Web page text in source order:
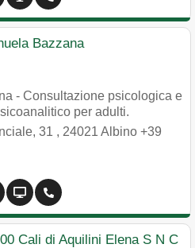
Bazzana
- Consultazione psicologica e
per adulti.
31 , 24021 Albino +39
Cali di Aquilini Elena S N C